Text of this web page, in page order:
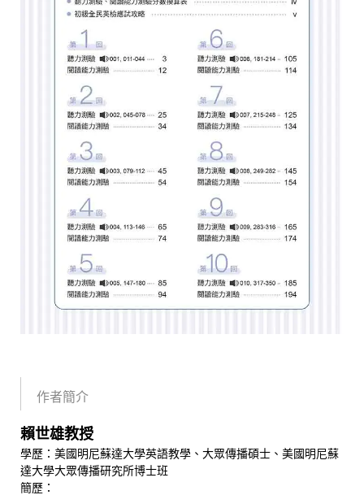
作者簡介
賴世雄教授
學歷：美國明尼蘇達大學英語教學、大眾傳播碩士、美國明尼蘇
達大學大眾傳播研究所博士班
簡歷：